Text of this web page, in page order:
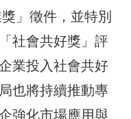
」徵件，並特別
社會共好獎」評
業投入社會共好
也將持續推動專
強化市場應用與